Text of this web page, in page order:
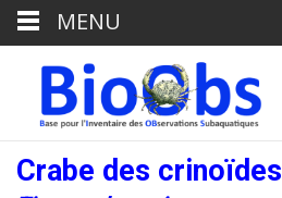
Crabe des crinoïdes
MENU